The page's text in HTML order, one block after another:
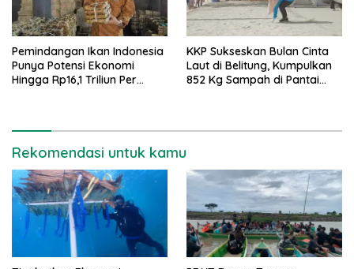
Pemindangan Ikan Indonesia
Punya Potensi Ekonomi
Hingga Rp16,1 Triliun Per
KKP Sukseskan Bulan Cinta
Laut di Belitung, Kumpulkan
852 Kg Sampah di Pantai
Rekomendasi untuk kamu